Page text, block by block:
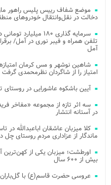
موضع شفاف رییس پلیس راهور
دخالت در نقل‌وانتقال خودروهای
سرمایه گذاری ۱۸۰
آمل
شاهین نوشهر و مس کرمان
امتیاز را از شاگردان نظرمحمدی گرفت
آیین باشکوه عاشورایی در
سه اثر تازه از مجموعه «مفاخر
در آستانه انتشار
کلا میزبان عاشقان اباعبدالله
ماندگار از عزاداری مردم روستای چل
اورطشت؛ میزبان یکی از کهن‌ترین
بیش از ۶۰۰ سال
عروسی حضرت قاسم(ع) با